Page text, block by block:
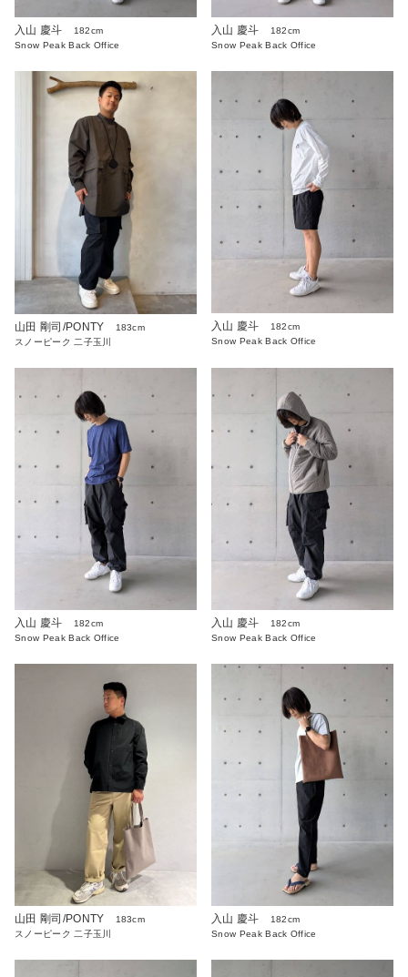
入山 慶斗
182cm
Snow Peak Back Office
入山 慶斗
182cm
Snow Peak Back Office
山田 剛司/PONTY
183cm
スノーピーク 二子玉川
入山 慶斗
182cm
Snow Peak Back Office
入山 慶斗
182cm
Snow Peak Back Office
入山 慶斗
182cm
Snow Peak Back Office
山田 剛司/PONTY
183cm
スノーピーク 二子玉川
入山 慶斗
182cm
Snow Peak Back Office